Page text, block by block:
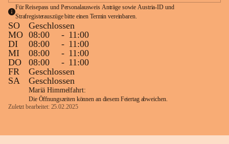
Für Reisepass und Personalausweis Anträge sowie Austria-ID und
Strafregisterauszüge bitte einen Termin vereinbaren.
SO
Geschlossen
MO 08:00 - 11:00
DI
08:00 - 11:00
MI
08:00 - 11:00
DO
08:00 - 11:00
FR
Geschlossen
SA
Geschlossen
Mariä Himmelfahrt:
Die Öffnungszeiten können an diesem Feiertag abweichen.
Zuletzt bearbeitet: 25.02.2025